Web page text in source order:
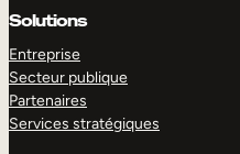
Solutions
Entreprise
Secteur publique
Partenaires
Services stratégiques